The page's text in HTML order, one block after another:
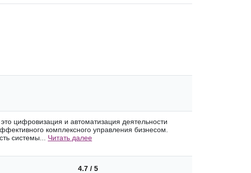
цифровизация и автоматизация деятельности
комплексного управления бизнесом.
системы... Читать далее
4.7 / 5